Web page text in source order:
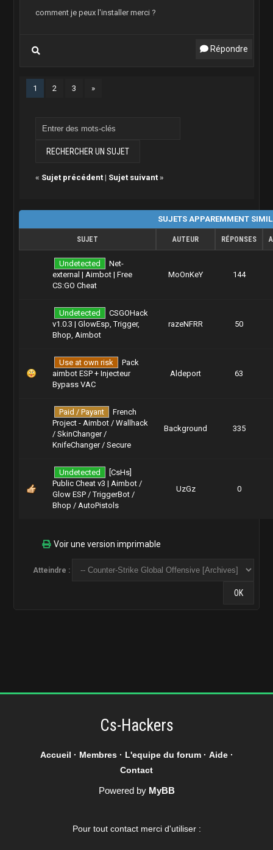
comment je peux l'installer merci ?
Répondre
1 2 3 »
« Sujet précédent| Sujet suivant»
SUJETS APPAREMMENT
SUJET AUTEUR RÉPONSES
Undetected
Net-
external | Aimbot | Free
CS:GO Cheat
MoOnKeY 144
Undetected
CSGOHack
v1.0.3 | GlowEsp, Trigger,
Bhop, Aimbot
razeNFRR 50
Use at own risk
Pack
aimbot ESP + Injecteur
Bypass VAC
Aldeport 63
Paid / Payant
French
Project - Aimbot / Wallhack
/ SkinChanger /
KnifeChanger / Secure
Background 335
Undetected
[CsHs]
Public Cheat v3 | Aimbot /
Glow ESP / TriggerBot /
Bhop / AutoPistols
UzGz 0
Voir une version imprimable
Atteindre :
Cs-Hackers
Accueil · Membres· L'equipe du forum· Aide·
Contact
Powered by MyBB
Pour tout contact merci d'utiliser :